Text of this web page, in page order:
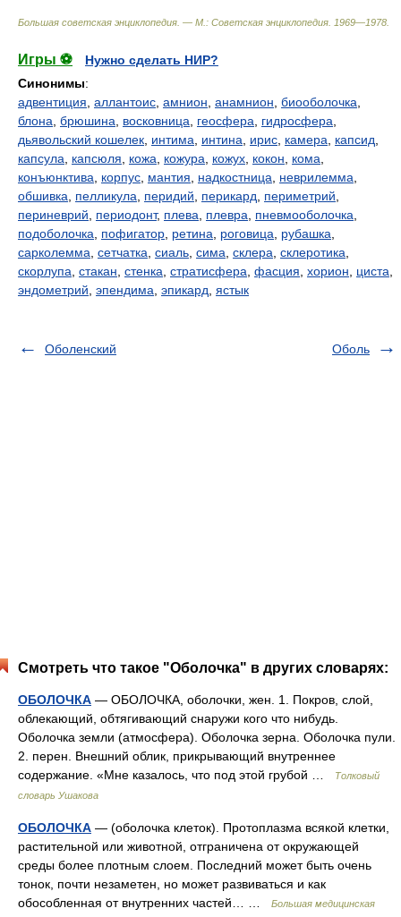
Большая советская энциклопедия. — М.: Советская энциклопедия 1969—1978
Игры ⚽
Нужно сделать НИР?
Синонимы:
адвентиция, аллантоис, амнион, анамнион, биооболочка,
блона, брюшина, восковница, геосфера, гидросфера,
дьявольский кошелек, интима, интина, ирис, камера, капсид,
капсула, капсюля, кожа, кожура, кожух, кокон, кома,
конъюнктива, корпус, мантия, надкостница, неврилемма,
обшивка, пелликула, перидий, перикард, периметрий,
периневрий, периодонт, плева, плевра, пневмооболочка,
подоболочка, пофигатор, ретина, роговица, рубашка,
сарколемма, сетчатка, сиаль, сима, склера, склеротика,
скорлупа, стакан, стенка, стратисфера, фасция, хорион, циста,
эндометрий, эпендима, эпикард, ястык
Оболенский Оболь
Смотреть что такое "Оболочка" в других словарях:
ОБОЛОЧКА — ОБОЛОЧКА, оболочки, жен. 1. Покров, слой,
облекающий, обтягивающий снаружи кого что нибудь.
Оболочка земли (атмосфера). Оболочка зерна. Оболочка пули.
2. перен. Внешний облик, прикрывающий внутреннее
содержание. «Мне казалось, что под этой грубой …
Толковый
словарь Ушакова
ОБОЛОЧКА — (оболочка клеток). Протоплазма всякой клетки,
растительной или животной, отграничена от окружающей
среды более плотным слоем. Последний может быть очень
тонок, почти незаметен, но может развиваться и как
обособленная от внутренних частей… …
Большая медицинская